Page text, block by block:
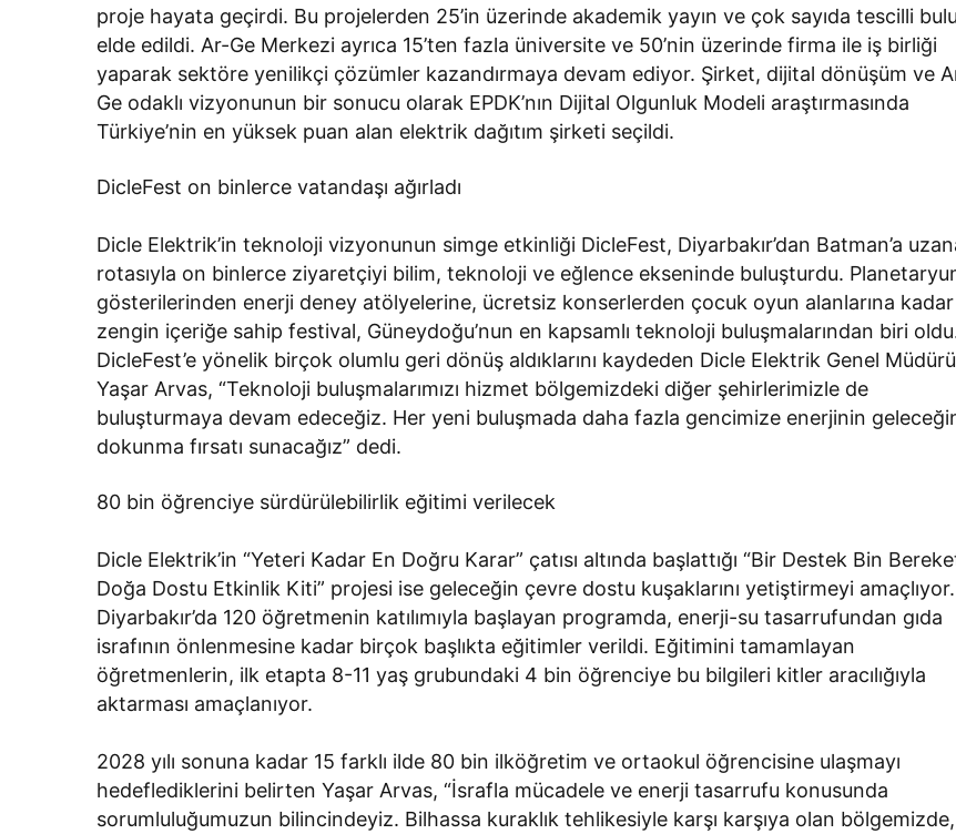
proje hayata geçirdi. Bu projelerden 25’in üzerinde akademik yayın ve çok sayıda tescilli
elde edildi. Ar-Ge Merkezi ayrıca 15’ten fazla üniversite ve 50’nin üzerinde firma ile iş birliği
yaparak sektöre yenilikçi çözümler kazandırmaya devam ediyor. Şirket, dijital dönüşüm ve
Ge odaklı vizyonunun bir sonucu olarak EPDK’nın Dijital Olgunluk Modeli araştırmasında
Türkiye’nin en yüksek puan alan elektrik dağıtım şirketi seçildi.
DicleFest on binlerce vatandaşı ağırladı
Dicle Elektrik’in teknoloji vizyonunun simge etkinliği DicleFest, Diyarbakır’dan Batman’a
rotasıyla on binlerce ziyaretçiyi bilim, teknoloji ve eğlence ekseninde buluşturdu.
gösterilerinden enerji deney atölyelerine, ücretsiz konserlerden çocuk oyun alanlarına kadar
zengin içeriğe sahip festival, Güneydoğu’nun en kapsamlı teknoloji buluşmalarından biri
DicleFest’e yönelik birçok olumlu geri dönüş aldıklarını kaydeden Dicle Elektrik Genel Müdürü
Yaşar Arvas, “Teknoloji buluşmalarımızı hizmet bölgemizdeki diğer şehirlerimizle de
buluşturmaya devam edeceğiz. Her yeni buluşmada daha fazla gencimize enerjinin
dokunma fırsatı sunacağız” dedi.
80 bin öğrenciye sürdürülebilirlik eğitimi verilecek
Dicle Elektrik’in “Yeteri Kadar En Doğru Karar” çatısı altında başlattığı “Bir Destek Bin
Doğa Dostu Etkinlik Kiti” projesi ise geleceğin çevre dostu kuşaklarını yetiştirmeyi amaçlıyor.
Diyarbakır’da 120 öğretmenin katılımıyla başlayan programda, enerji-su tasarrufundan gıda
israfının önlenmesine kadar birçok başlıkta eğitimler verildi. Eğitimini tamamlayan
öğretmenlerin, ilk etapta 8-11 yaş grubundaki 4 bin öğrenciye bu bilgileri kitler aracılığıyla
aktarması amaçlanıyor.
2028 yılı sonuna kadar 15 farklı ilde 80 bin ilköğretim ve ortaokul öğrencisine ulaşmayı
hedeflediklerini belirten Yaşar Arvas, “İsrafla mücadele ve enerji tasarrufu konusunda
sorumluluğumuzun bilincindeyiz. Bilhassa kuraklık tehlikesiyle karşı karşıya olan bölgemizde,